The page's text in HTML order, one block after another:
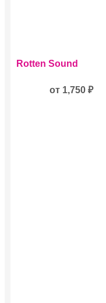
Этот
товар
несколько
Rotten Sound
от 1,750 ₽